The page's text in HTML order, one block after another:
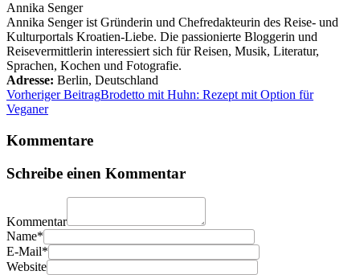
Annika Senger
Annika Senger ist Gründerin und Chefredakteurin des Reise- und
Kulturportals Kroatien-Liebe. Die passionierte Bloggerin und
Reisevermittlerin interessiert sich für Reisen, Musik, Literatur,
Sprachen, Kochen und Fotografie.
Adresse: Berlin, Deutschland
Vorheriger BeitragBrodetto mit Huhn: Rezept mit Option für
Veganer
Kommentare
Schreibe einen Kommentar
Kommentar
Name*
E-Mail*
Website